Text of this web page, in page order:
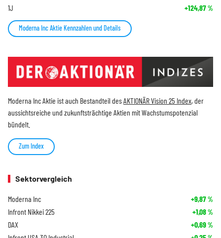
1J +124,87%
Moderna Inc Aktie Kennzahlen und Details
Moderna Inc Aktie ist auch Bestandteil desAKTIONÄR Vision 25 Index, der
aussichtsreiche und zukunftsträchtige Aktien mit Wachstumspotenzial
bündelt.
Zum Index
Sektorvergleich
Moderna Inc +9,87%
Infront Nikkei 225 +1,08%
DAX +0,69%